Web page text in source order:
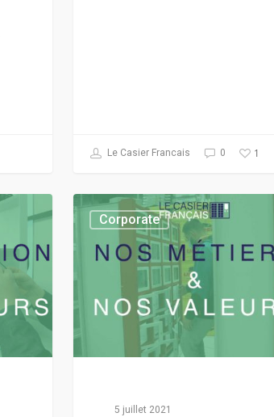
Le Casier Francais 0 1
Corporate
5 juillet 2021